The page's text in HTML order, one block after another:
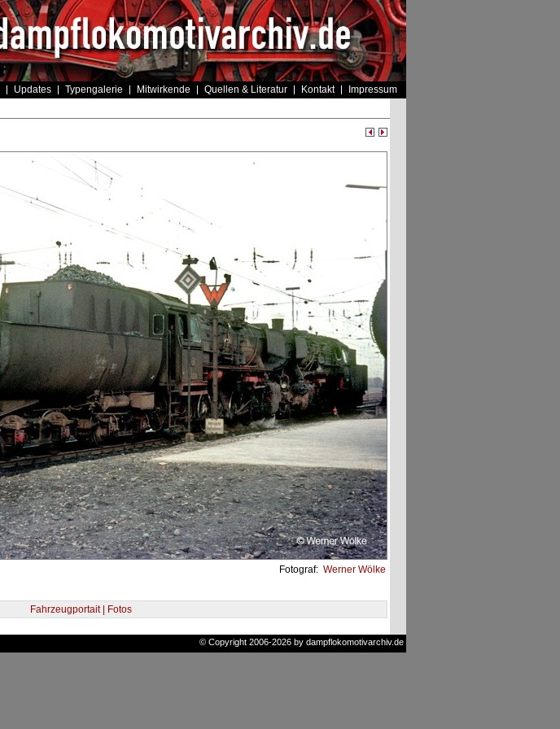
Updates Typengalerie Mitwirkende Quellen & Literatur Kontakt Impressum
Fotograf: Werner Wölke
Fahrzeugportait | Fotos
© Copyright 2006-2026 by dampflokomotivarchiv.de